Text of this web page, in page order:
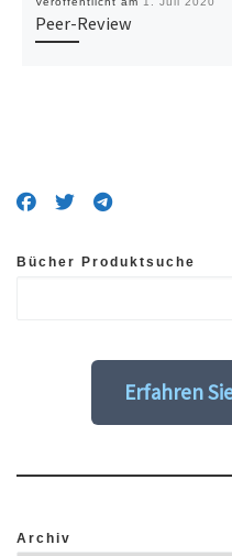
Peer-Review
Bücher Produktsuche
Erfahren
Archiv